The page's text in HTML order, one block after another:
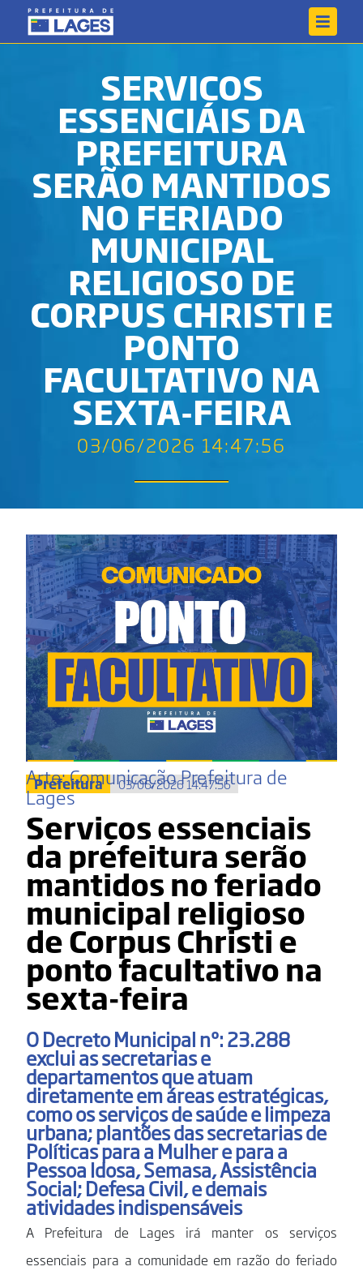
SERVIÇOS
ESSENCIAIS DA
PREFEITURA
SERÃO MANTIDOS
NO FERIADO
MUNICIPAL
RELIGIOSO DE
CORPUS CHRISTI E
PONTO
FACULTATIVO NA
SEXTA-FEIRA
03/06/2026 14:47:56
Arte: Comunicação Prefeitura de
Lages
Prefeitura 03/06/2026 14:47:56
Serviços essenciais
da prefeitura serão
mantidos no feriado
municipal religioso
de Corpus Christi e
ponto facultativo na
sexta-feira
O Decreto Municipal nº: 23.288
exclui as secretarias e
departamentos que atuam
diretamente em áreas estratégicas,
como os serviços de saúde e limpeza
urbana; plantões das secretarias de
Políticas para a Mulher e para a
Pessoa Idosa, Semasa, Assistência
Social; Defesa Civil, e demais
atividades indispensáveis
A Prefeitura de Lages irá manter os serviços
essenciais para a comunidade em razão do feriado